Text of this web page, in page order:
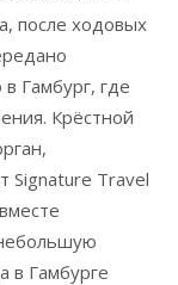
после ходовых
Гамбург, где
Крёстной
Signature Travel
в Гамбурге